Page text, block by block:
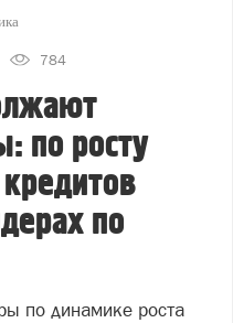
784
по росту
по
по динамике роста